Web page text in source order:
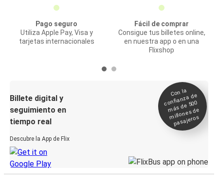
Pago seguro
Utiliza Apple Pay, Visa y
tarjetas internacionales
Fácil de comprar
Consigue tus billetes online,
en nuestra app o en una
Flixshop
Billete digital y
seguimiento en
tiempo real
Descubre la App de Flix
Con la
confianza de
más de 500
millones de
pasajeros